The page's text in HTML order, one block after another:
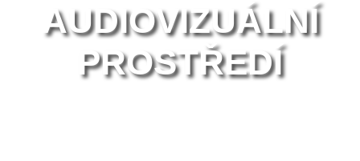
AUDIOVIZUÁLNÍ
PROSTŘEDÍ